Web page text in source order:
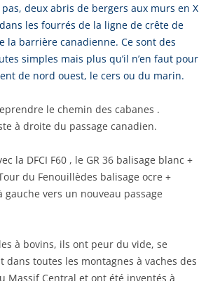
pas, deux abris de bergers aux murs en X
les fourrés de la ligne de crête de
la barrière canadienne. Ce sont des
simples mais plus qu’il n’en faut pour
de nord ouest, le cers ou du marin.
le chemin des cabanes .
à droite du passage canadien.
la DFCI F60 , le GR 36 balisage blanc +
du Fenouillèdes balisage ocre +
gauche vers un nouveau passage
à bovins, ils ont peur du vide, se
dans toutes les montagnes à vaches des
Massif Central et ont été inventés à